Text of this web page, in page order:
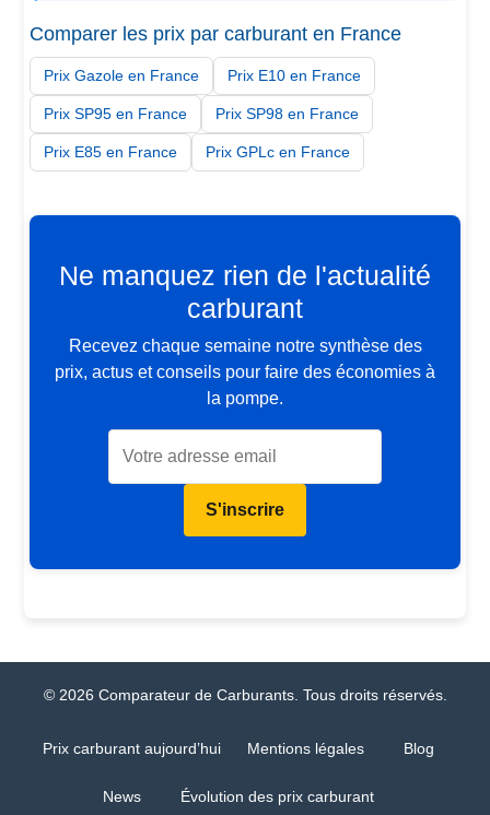
Comparer les prix par carburant en France
Prix Gazole en France Prix E10 en France
Prix SP95 en France Prix SP98 en France
Prix E85 en France Prix GPLc en France
Ne manquez rien de l'actualité
carburant
Recevez chaque semaine notre synthèse des
prix, actus et conseils pour faire des économies à
la pompe.
S'inscrire
© 2026 Comparateur de Carburants. Tous droits réservés.
Prix carburant aujourd’hui Mentions légales Blog
News Évolution des prix carburant